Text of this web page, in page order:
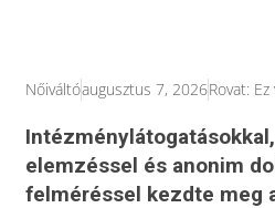
Nőiváltóaugusztus 7, 2026Rovat: Ez
elemzéssel és anonim
felméréssel kezdte meg